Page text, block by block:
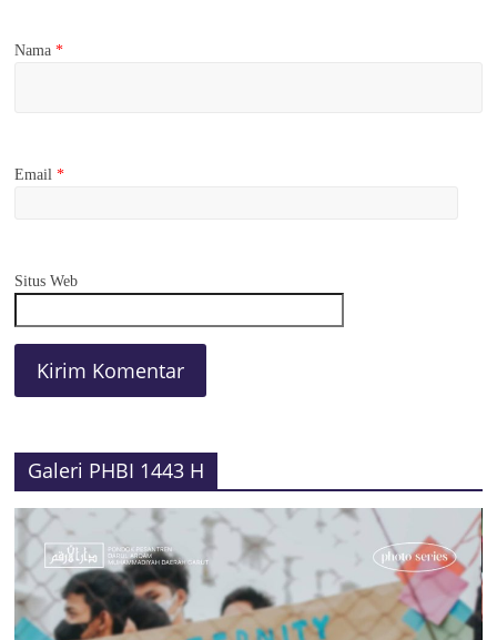
Nama*
Email*
Situs Web
Galeri PHBI 1443 H